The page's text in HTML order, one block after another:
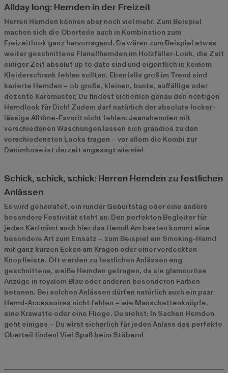
Allday long: Hemden in der Freizeit
Herren Hemden können aber noch viel mehr. Zum Beispiel
machen sich die Oberteile auch in Kombination zum
Freizeitlook ganz hervorragend. Da wären zum Beispiel etwas
weiter geschnittene Flanellhemden im Holzfäller-Look, die Zeit
einiger Zeit absolut up to date sind und eigentlich in keinem
Kleiderschrank fehlen sollten. Ebenfalls groß im Trend sind
karierte Hemden – ob große, kleinen, bunte, auffällige oder
dezente Karomuster, Du findest sicherlich genau den richtigen
Hemdlook für Dich! Zudem darf natürlich der absolute locker-
lässige Alltime-Favorit nicht fehlen: Jeanshemden mit
verschiedenen Waschungen lassen sich grandios zu den
verschiedensten Looks tragen – vor allem die Kombi zur
Denimhose ist derzeit angesagt wie nie!
Schick, schick, schick: Herren Hemden zu festlichen
Anlässen
Es wird geheiratet, ein runder Geburtstag oder eine andere
besondere Festivität steht an: Den perfekten Begleiter für
jeden Kerl mimt auch hier das Hemd! Am besten kommt eine
besondere Art zum Einsatz – zum Beispiel ein Smoking-Hemd
mit ganz kurzen Ecken am Kragen oder einer verdeckten
Knopfleiste. Oft werden zu festlichen Anlässen eng
geschnittene, weiße Hemden getragen, da sie glamouröse
Anzüge in royalem Blau oder anderen besonderen Farben
betonen. Bei solchen Anlässen dürfen natürlich auch ein paar
Hemd-Accessoires nicht fehlen – wie Manschettenknöpfe,
eine Krawatte oder eine Fliege. Du siehst: In Sachen Hemden
geht einiges – Du wirst sicherlich für jeden Anlass das perfekte
Oberteil finden! Viel Spaß beim Stöbern!